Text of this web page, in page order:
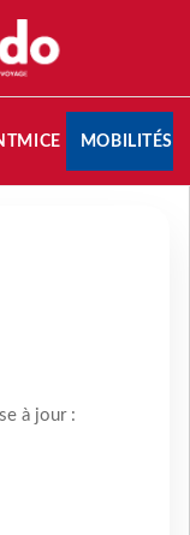
MICE MOBILITÉS
à jour :